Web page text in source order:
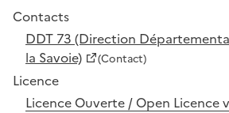
Contacts
DDT 73 (Direction
la Savoie)
(Contact)
Licence
Licence Ouverte / Open Licence